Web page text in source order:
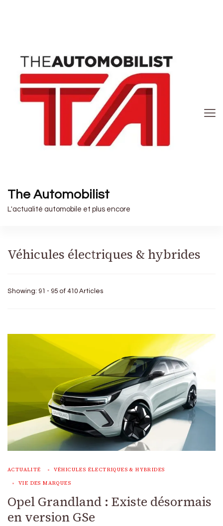
The Automobilist
L'actualité automobile et plus encore
Véhicules électriques & hybrides
Showing: 91 - 95 of 410 Articles
ACTUALITÉ VÉHICULES ÉLECTRIQUES & HYBRIDES
VIE DES MARQUES
Opel Grandland : Existe désormais
en version GSe